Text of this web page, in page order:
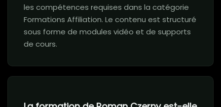
les compétences requises dans la catégorie
Formations Affiliation. Le contenu est structuré
sous forme de modules vidéo et de supports
de cours.